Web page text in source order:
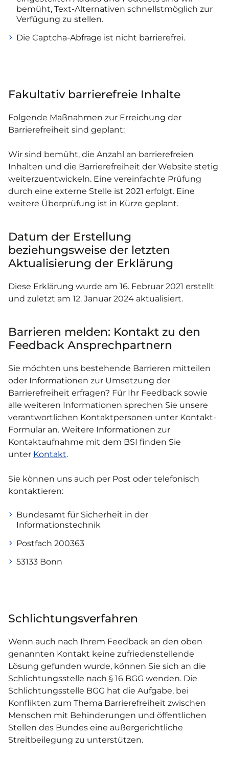
bemüht, Text-Alternativen schnellstmöglich zur
Verfügung zu stellen.
Die Captcha-Abfrage ist nicht barrierefrei.
Fakultativ barrierefreie Inhalte
Folgende Maßnahmen zur Erreichung der
Barrierefreiheit sind geplant:
Wir sind bemüht, die Anzahl an barrierefreien
Inhalten und die Barrierefreiheit der Website stetig
weiterzuentwickeln. Eine vereinfachte Prüfung
durch eine externe Stelle ist 2021 erfolgt. Eine
weitere Überprüfung ist in Kürze geplant.
Datum der Erstellung
beziehungsweise der letzten
Aktualisierung der Erklärung
Diese Erklärung wurde am 16. Februar 2021 erstellt
und zuletzt am 12. Januar 2024 aktualisiert.
Barrieren melden: Kontakt zu den
Feedback Ansprechpartnern
Sie möchten uns bestehende Barrieren mitteilen
oder Informationen zur Umsetzung der
Barrierefreiheit erfragen? Für Ihr Feedback sowie
alle weiteren Informationen sprechen Sie unsere
verantwortlichen Kontaktpersonen unter Kontakt-
Formular an. Weitere Informationen zur
Kontaktaufnahme mit dem BSI finden Sie
unter Kontakt.
Sie können uns auch per Post oder telefonisch
kontaktieren:
Bundesamt für Sicherheit in der
Informationstechnik
Postfach 200363
53133 Bonn
Schlichtungsverfahren
Wenn auch nach Ihrem Feedback an den oben
genannten Kontakt keine zufriedenstellende
Lösung gefunden wurde, können Sie sich an die
Schlichtungsstelle nach § 16 BGG wenden. Die
Schlichtungsstelle BGG hat die Aufgabe, bei
Konflikten zum Thema Barrierefreiheit zwischen
Menschen mit Behinderungen und öffentlichen
Stellen des Bundes eine außergerichtliche
Streitbeilegung zu unterstützen.